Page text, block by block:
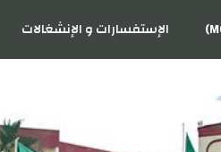
الإستفسارات و الإنشغالات